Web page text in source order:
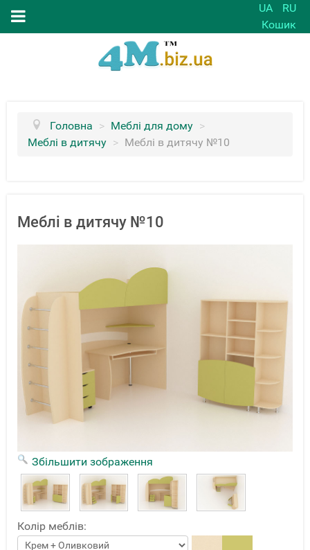
UA
RU
Кошик
Головна > Меблі для дому >
Меблі в дитячу > Меблі в дитячу №10
Меблі в дитячу №10
Збільшити зображення
Колір меблів: